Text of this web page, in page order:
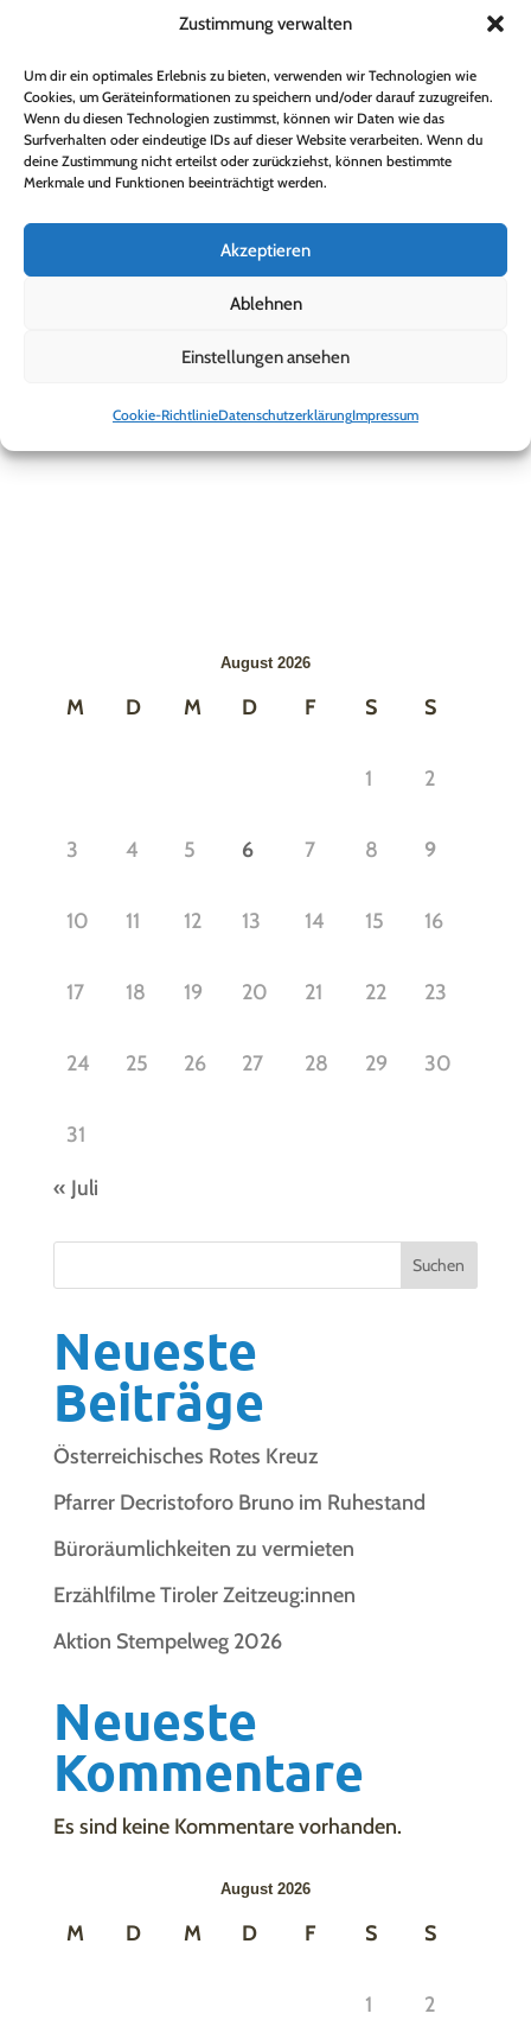
Zustimmung verwalten
Um dir ein optimales Erlebnis zu bieten, verwenden wir Technologien wie
Cookies, um Geräteinformationen zu speichern und/oder darauf zuzugreifen.
Wenn du diesen Technologien zustimmst, können wir Daten wie das
Surfverhalten oder eindeutige IDs auf dieser Website verarbeiten. Wenn du
deine Zustimmung nicht erteilst oder zurückziehst, können bestimmte
Merkmale und Funktionen beeinträchtigt werden.
Akzeptieren
Ablehnen
Einstellungen ansehen
Cookie-RichtlinieDatenschutzerklärungImpressum
August 2026
M D M D F S S
1 2
3 4 5 6 7 8 9
10 11 12 13 14 15 16
17 18 19 20 21 22 23
24 25 26 27 28 29 30
31
« Juli
Suchen
Neueste
Beiträge
Österreichisches Rotes Kreuz
Pfarrer Decristoforo Bruno im Ruhestand
Büroräumlichkeiten zu vermieten
Erzählfilme Tiroler Zeitzeug:innen
Aktion Stempelweg 2026
Neueste
Kommentare
Es sind keine Kommentare vorhanden.
August 2026
M D M D F S S
1 2